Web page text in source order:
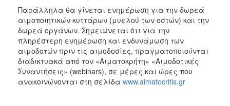
Παράλληλα θα γίνεται ενημέρωση για την δωρεά
αιμοποιητικών κυττάρων (μυελού των οστών) και την
δωρεά οργάνων. Σημειώνεται ότι για την
πληρέστερη ενημέρωση και ενδυνάμωση των
αιμοδοτών πριν τις αιμοδοσίες, πραγματοποιούνται
διαδικτυακά από τον «Αιματοκρήτη» «Αιμοδοτικές
Συναντήσεις» (webinars), σε μέρες και ώρες που
ανακοινώνονται στη σελίδα www.aimatocritis.gr